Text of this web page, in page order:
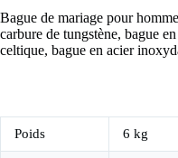
Bague de mariage pour
carbure de tungstène, bague
celtique, bague en acier
Poids 6 kg